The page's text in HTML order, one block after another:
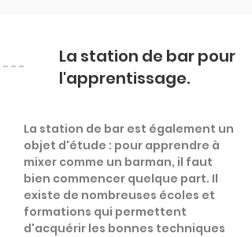
La station de bar pour
l'apprentissage.
La station de bar est également un
objet d'étude : pour apprendre à
mixer comme un barman, il faut
bien commencer quelque part. Il
existe de nombreuses écoles et
formations qui permettent
d'acquérir les bonnes techniques